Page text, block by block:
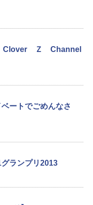
Clover Ｚ Channel
ートでごめんなさ
ランプリ2013